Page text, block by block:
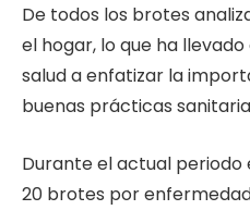
De todos los brotes
el hogar, lo que ha
salud a enfatizar la
buenas prácticas
Durante el actual periodo
20 brotes por